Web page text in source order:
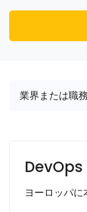
業界または職
DevOps
ヨーロッパ